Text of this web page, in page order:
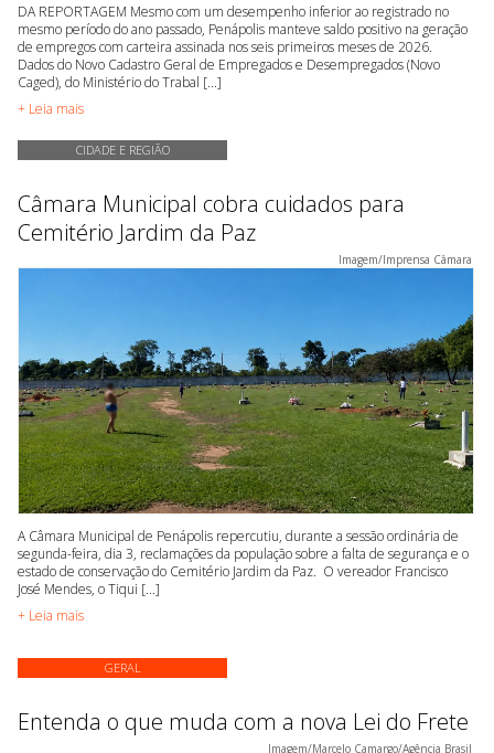
DA REPORTAGEM Mesmo com um desempenho inferior ao registrado no
mesmo período do ano passado, Penápolis manteve saldo positivo na geração
de empregos com carteira assinada nos seis primeiros meses de 2026.
Dados do Novo Cadastro Geral de Empregados e Desempregados (Novo
Caged), do Ministério do Trabal [...]
+ Leia mais
CIDADE E REGIÃO
Câmara Municipal cobra cuidados para
Cemitério Jardim da Paz
Imagem/Imprensa Câmara
A Câmara Municipal de Penápolis repercutiu, durante a sessão ordinária de
segunda-feira, dia 3, reclamações da população sobre a falta de segurança e o
estado de conservação do Cemitério Jardim da Paz. O vereador Francisco
José Mendes, o Tiqui [...]
+ Leia mais
GERAL
Entenda o que muda com a nova Lei do Frete
Imagem/Marcelo Camargo/Agência Brasil